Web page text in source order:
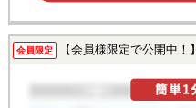
会員限定 【会員様限定で公開中！】